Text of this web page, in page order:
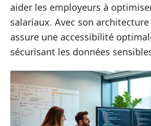
aider les employeurs à
salariaux. Avec son
assure une accessibilité
sécurisant les données